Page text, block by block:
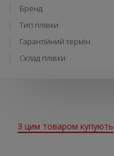
Бренд
Тип плівки
Гарантійний термін
Склад плівки
З цим товаром купують